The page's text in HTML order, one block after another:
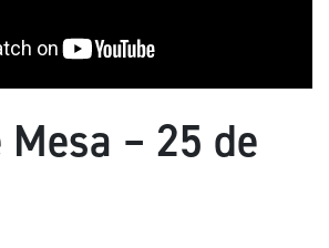
– 25 de